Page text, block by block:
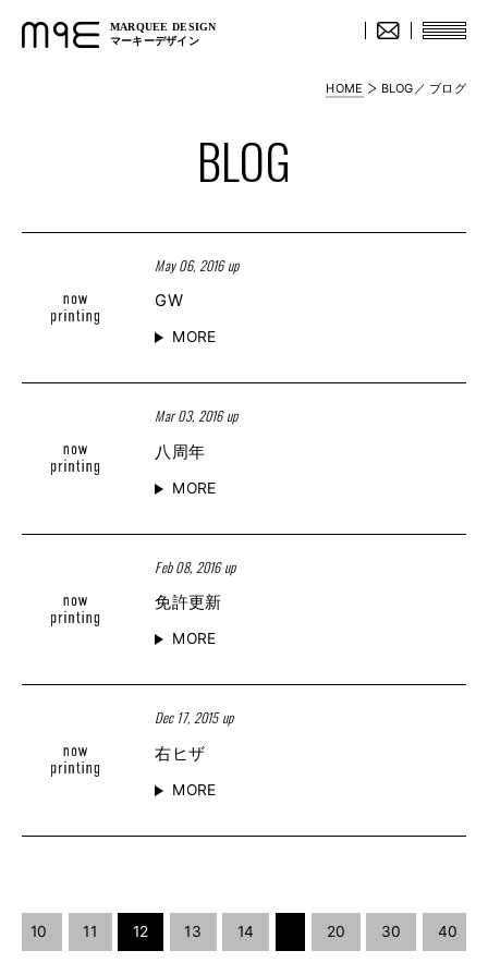
MARQUEE DESIGN
マーキーデザイン
HOME BLOG／ ブログ
BLOG
May 06, 2016 up
GW
MORE
Mar 03, 2016 up
八周年
MORE
Feb 08, 2016 up
免許更新
MORE
Dec 17, 2015 up
右ヒザ
MORE
10 11 12 13 14 20 30 40